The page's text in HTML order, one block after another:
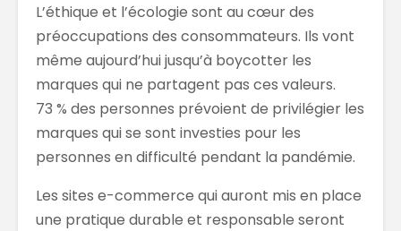
L’éthique et l’écologie sont au cœur des
préoccupations des consommateurs. Ils vont
même aujourd’hui jusqu’à boycotter les
marques qui ne partagent pas ces valeurs.
73 % des personnes prévoient de privilégier les
marques qui se sont investies pour les
personnes en difficulté pendant la pandémie.
Les sites e-commerce qui auront mis en place
une pratique durable et responsable seront